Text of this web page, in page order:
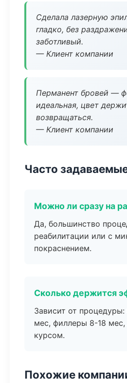
Сделала лазерную
гладко, без
заботливый.
— Клиент компании
Перманент бровей —
идеальная, цвет
возвращаться.
— Клиент компании
Часто
Можно ли сразу на
Да, большинство
реабилитации или с
покраснением.
Сколько держится
Зависит от
мес, филлеры 8-18
курсом.
Похожие